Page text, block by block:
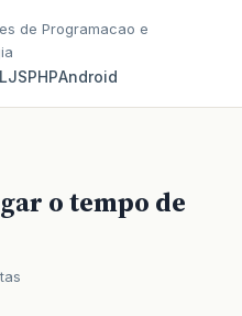
de Programacao e
JSPHPAndroid
o tempo de